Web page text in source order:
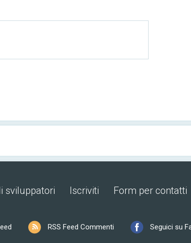
sviluppatori Iscriviti Form per contatti
RSS Feed Commenti Seguici su